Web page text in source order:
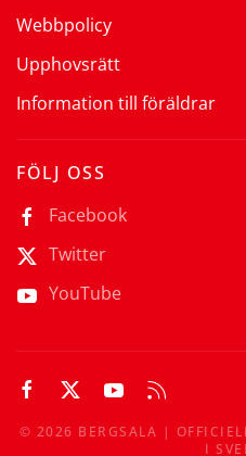
Webbpolicy
Upphovsrätt
Information till föräldrar
FÖLJ OSS
Facebook
Twitter
YouTube
© 2026 BERGSALA |
I